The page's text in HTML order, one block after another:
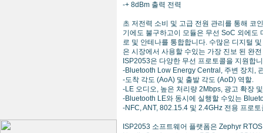
-+ 8dBm 출력 전력
초 저전력 소비 및 고급 전원 관리를 통해 코
기에도 불구하고이 모듈은 무선 SoC 외에
로 및 안테나를 통합합니다. 수많은 디지털
은 시장에서 사용할 수있는 가장 진보 된 완
ISP2053은 다양한 무선 프로토콜을 지원합
-Bluetooth Low Energy Central, 주변 장치,
-도착 각도 (AoA) 및 출발 각도 (AoD) 역할.
-LE 오디오, 높은 처리량 2Mbps, 광고 확장
-Bluetooth LE와 동시에 실행할 수있는
-NFC, ANT, 802.15.4 및 2.4GHz 전용 프로토
ISP2053 소프트웨어 플랫폼은 Zephyr